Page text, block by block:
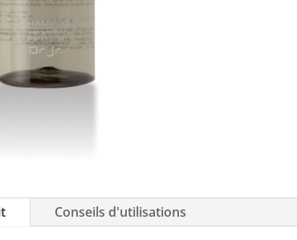
Conseils d'utilisations